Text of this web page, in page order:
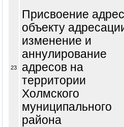
23
Присвоение
объекту
изменение и
аннулирование
адресов на
территории
Холмского
муниципального
района